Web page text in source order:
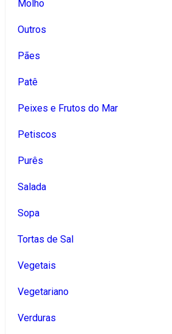
Molho
Outros
Pães
Patê
Peixes e Frutos do Mar
Petiscos
Purês
Salada
Sopa
Tortas de Sal
Vegetais
Vegetariano
Verduras